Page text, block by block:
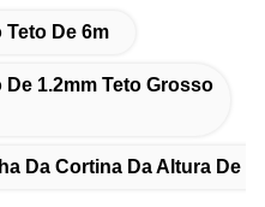
the difference. No more eye
it up properly!""The Pico 4's
makes all the difference.
De 6m
1.2mm Teto Grosso
Da Cortina Da Altura De